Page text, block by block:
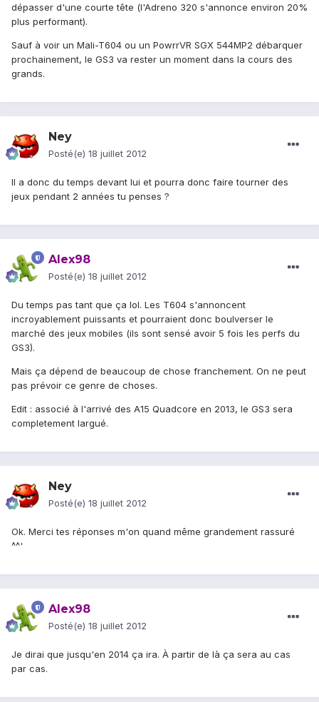
dépasser d'une courte tête (l'Adreno 320 s'annonce environ 20%
plus performant).
Sauf à voir un Mali-T604 ou un PowrrVR SGX 544MP2 débarquer
prochainement, le GS3 va rester un moment dans la cours des
grands.
Ney
Posté(e) 18 juillet 2012
Il a donc du temps devant lui et pourra donc faire tourner des
jeux pendant 2 années tu penses ?
Alex98
Posté(e) 18 juillet 2012
Du temps pas tant que ça lol. Les T604 s'annoncent
incroyablement puissants et pourraient donc boulverser le
marché des jeux mobiles (ils sont sensé avoir 5 fois les perfs du
GS3).
Mais ça dépend de beaucoup de chose franchement. On ne peut
pas prévoir ce genre de choses.
Edit : associé à l'arrivé des A15 Quadcore en 2013, le GS3 sera
completement largué.
Ney
Posté(e) 18 juillet 2012
Ok. Merci tes réponses m'on quand même grandement rassuré
^^'
Alex98
Posté(e) 18 juillet 2012
Je dirai que jusqu'en 2014 ça ira. À partir de là ça sera au cas
par cas.